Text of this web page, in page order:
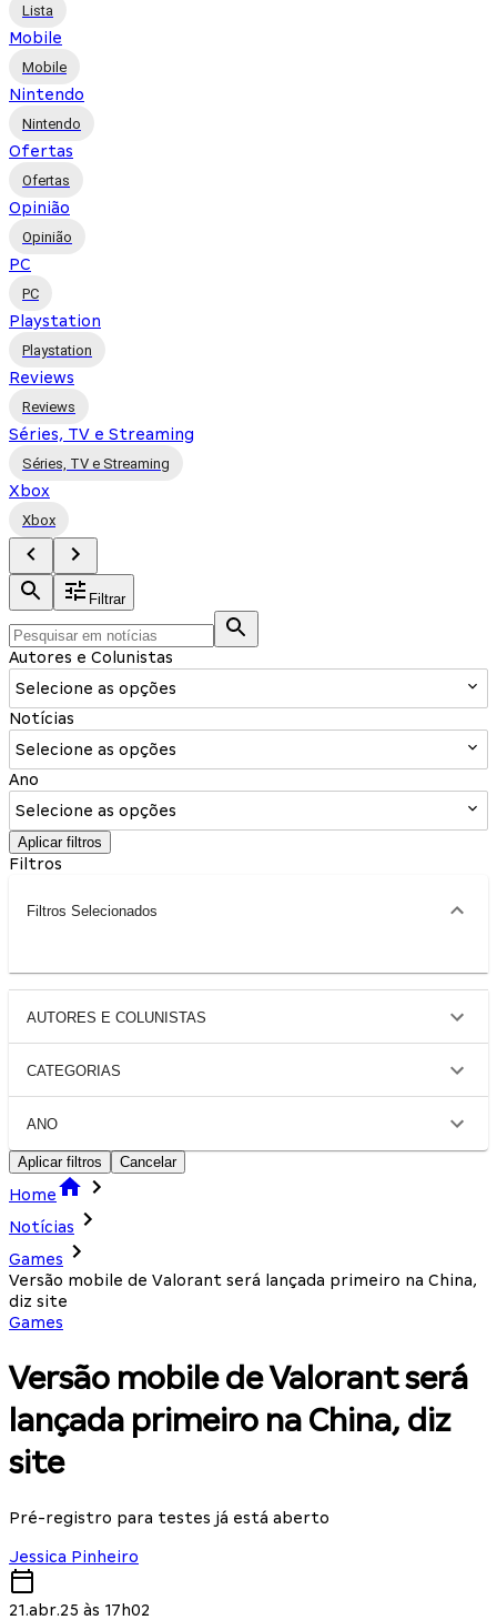
Lista
Mobile
Mobile
Nintendo
Nintendo
Ofertas
Ofertas
Opinião
Opinião
PC
PC
Playstation
Playstation
Reviews
Reviews
Séries, TV e Streaming
Séries, TV e Streaming
Xbox
Xbox
Filtrar
Autores e Colunistas
Selecione as opções
Notícias
Selecione as opções
Ano
Selecione as opções
Aplicar filtros
Filtros
Filtros Selecionados
AUTORES E COLUNISTAS
CATEGORIAS
ANO
Aplicar filtros Cancelar
Home
Notícias
Games
Versão mobile de Valorant será lançada primeiro na China,
diz site
Games
Versão mobile de Valorant será
lançada primeiro na China, diz
site
Pré-registro para testes já está aberto
Jessica Pinheiro
21.abr.25 às 17h02